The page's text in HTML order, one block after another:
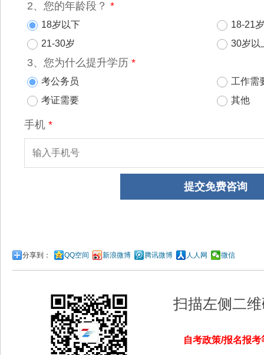
分享到： QQ空间 新浪微博 腾讯微博 人人网 微信
扫描左侧二
自考政策/报名报